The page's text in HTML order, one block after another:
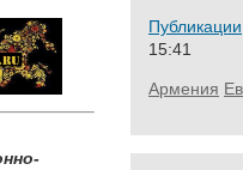
Публикации
15:41
Армения